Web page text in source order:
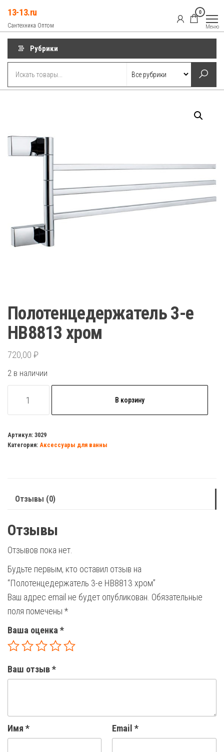
содержимому
13-13.ru
Сантехника Оптом
0
Меню
Рубрики
Полотенцедержатель 3-е
HB8813 хром
720,00 ₽
2 в наличии
товара
3-
е
В корзину
Артикул: 3029
Категория: Аксессуары для ванны
Отзывы (0)
Отзывы
Отзывов пока нет.
Будьте первым, кто оставил отзыв на
“Полотенцедержатель 3-е HB8813 хром”
Ваш адрес email не будет опубликован. Обязательные
поля помечены *
Ваша оценка*
Ваш отзыв*
Имя * Email *